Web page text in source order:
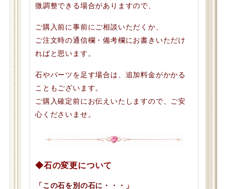
微調整できる場合がありますので、
ご購入前に事前にご相談いただくか、
ご注文時の通信欄・備考欄にお書きいただけ
ればと思います。
石やパーツを足す場合は、追加料金がかかる
こともございます。
ご購入確定前にお伝えいたしますので、ご安
心くださいませ。
◆石の変更について
「この石を別の石に・・・」